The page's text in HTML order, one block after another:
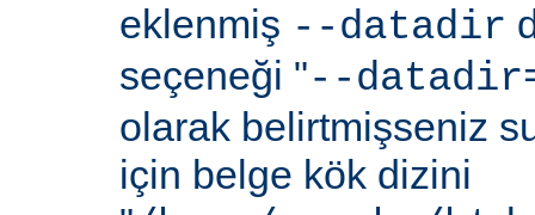
eklenmiş --datadir
seçeneği "--
olarak belirtmişseniz
için belge kök dizini